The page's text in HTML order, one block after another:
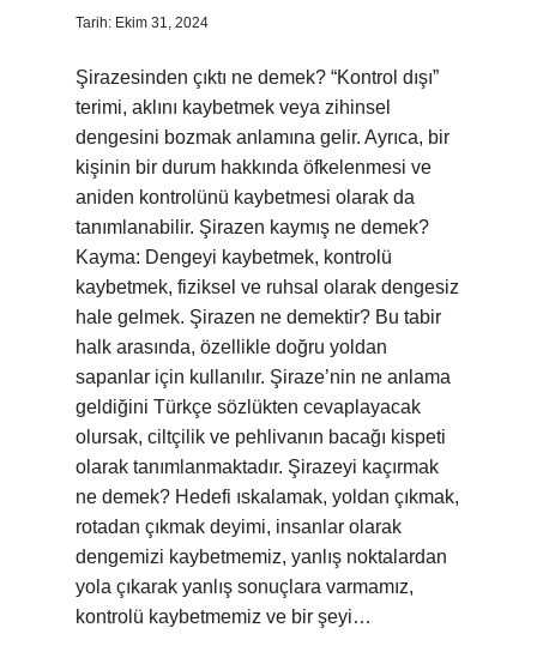
Tarih: Ekim 31, 2024
Şirazesinden çıktı ne demek? “Kontrol dışı”
terimi, aklını kaybetmek veya zihinsel
dengesini bozmak anlamına gelir. Ayrıca, bir
kişinin bir durum hakkında öfkelenmesi ve
aniden kontrolünü kaybetmesi olarak da
tanımlanabilir. Şirazen kaymış ne demek?
Kayma: Dengeyi kaybetmek, kontrolü
kaybetmek, fiziksel ve ruhsal olarak dengesiz
hale gelmek. Şirazen ne demektir? Bu tabir
halk arasında, özellikle doğru yoldan
sapanlar için kullanılır. Şiraze’nin ne anlama
geldiğini Türkçe sözlükten cevaplayacak
olursak, ciltçilik ve pehlivanın bacağı kispeti
olarak tanımlanmaktadır. Şirazeyi kaçırmak
ne demek? Hedefi ıskalamak, yoldan çıkmak,
rotadan çıkmak deyimi, insanlar olarak
dengemizi kaybetmemiz, yanlış noktalardan
yola çıkarak yanlış sonuçlara varmamız,
kontrolü kaybetmemiz ve bir şeyi…